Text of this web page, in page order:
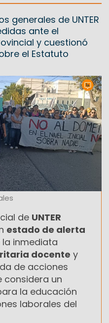
generales de UNTER
ante el
y cuestionó
el Estatuto
de UNTER
estado de alerta
la inmediata
docente y
de acciones
considera un
la educación
laborales del